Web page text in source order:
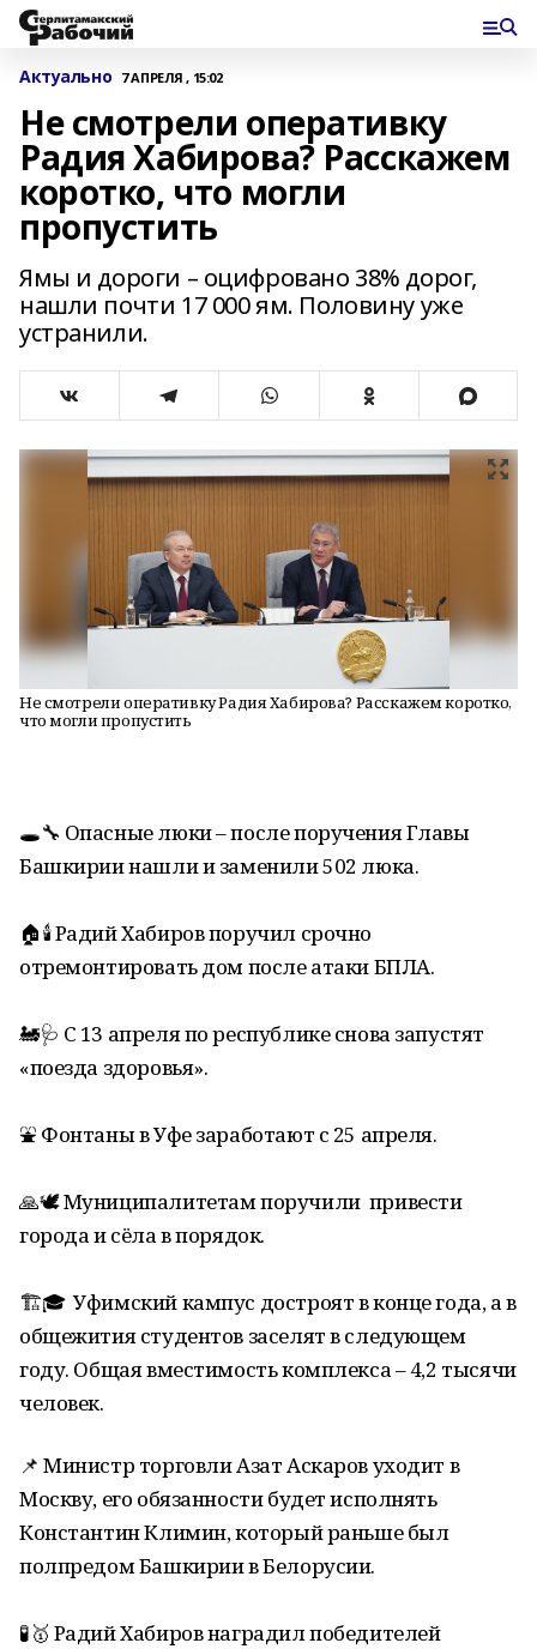
Актуально 7 АПРЕЛЯ , 15:02
Не смотрели оперативку
Радия Хабирова? Расскажем
коротко, что могли
пропустить
Ямы и дороги – оцифровано 38% дорог,
нашли почти 17 000 ям. Половину уже
устранили.
Не смотрели оперативку Радия Хабирова? Расскажем коротко,
что могли пропустить
🕳🔧 Опасные люки – после поручения Главы
Башкирии нашли и заменили 502 люка.
🏠🕯 Радий Хабиров поручил срочно
отремонтировать дом после атаки БПЛА.
🚂🩺 С 13 апреля по республике снова запустят
«поезда здоровья».
⛲️ Фонтаны в Уфе заработают с 25 апреля.
🙏🕊 Муниципалитетам поручили привести
города и сёла в порядок.
🏗🎓 Уфимский кампус достроят в конце года, а в
общежития студентов заселят в следующем
году. Общая вместимость комплекса – 4,2 тысячи
человек.
📌 Министр торговли Азат Аскаров уходит в
Москву, его обязанности будет исполнять
Константин Климин, который раньше был
полпредом Башкирии в Белорусии.
🧪🥇 Радий Хабиров наградил победителей